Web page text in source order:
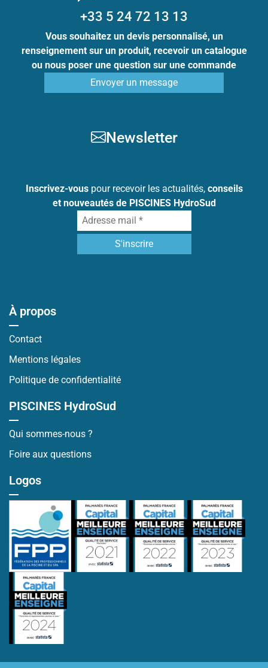
+33 5 24 72 13 13
Vous souhaitez un devis personnalisé, un
renseignement sur un produit, recevoir un catalogue
ou nous poser une question sur une commande
Envoyer un message
Newsletter
Inscrivez-vouspour recevoir les actualités, conseils
et nouveautés de PISCINES HydroSud
À propos
Contact
Mentions légales
Politique de confidentialité
PISCINES HydroSud
Qui sommes-nous ?
Foire aux questions
Logos